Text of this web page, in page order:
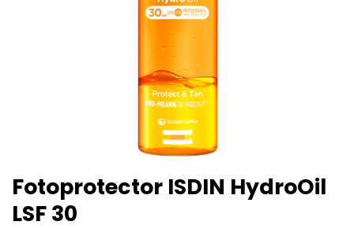
Fotoprotector ISDIN HydroOil
LSF 30